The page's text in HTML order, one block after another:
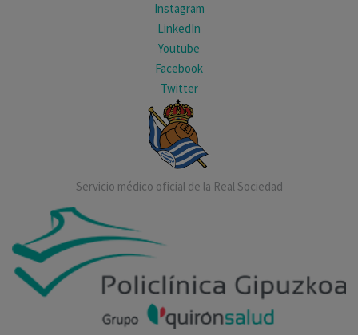
Instagram
LinkedIn
Youtube
Facebook
Twitter
Servicio médico oficial de la Real Sociedad